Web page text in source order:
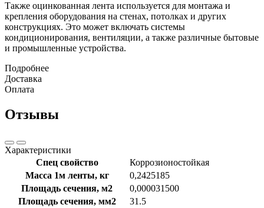
Также оцинкованная лента используется для монтажа и
крепления оборудования на стенах, потолках и других
конструкциях. Это может включать системы
кондиционирования, вентиляции, а также различные бытовые
и промышленные устройства.
Подробнее
Доставка
Оплата
Отзывы
Характеристики
Спец свойство
Коррозионостойкая
Масса 1м ленты, кг
0,2425185
Площадь сечения, м2
0,000031500
Площадь сечения, мм2
31.5